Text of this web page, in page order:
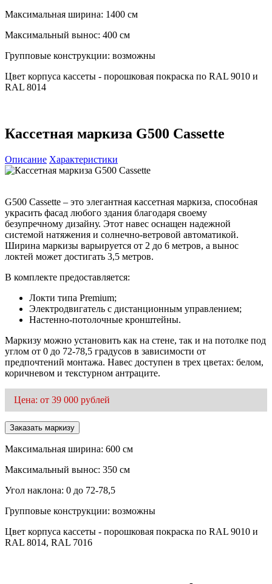
Максимальная ширина: 1400 см
Максимальный вынос: 400 см
Групповые конструкции: возможны
Цвет корпуса кассеты - порошковая покраска по RAL 9010 и
RAL 8014
Кассетная маркиза G500 Cassette
Описание Характеристики
G500 Cassette – это элегантная кассетная маркиза, способная
украсить фасад любого здания благодаря своему
безупречному дизайну. Этот навес оснащен надежной
системой натяжения и солнечно-ветровой автоматикой.
Ширина маркизы варьируется от 2 до 6 метров, а вынос
локтей может достигать 3,5 метров.
В комплекте предоставляется:
Локти типа Premium;
Электродвигатель с дистанционным управлением;
Настенно-потолочные кронштейны.
Маркизу можно установить как на стене, так и на потолке под
углом от 0 до 72-78,5 градусов в зависимости от
предпочтений монтажа. Навес доступен в трех цветах: белом,
коричневом и текстурном антраците.
Цена: от 39 000 рублей
Заказать маркизу
Максимальная ширина: 600 см
Максимальный вынос: 350 см
Угол наклона: 0 до 72-78,5
Групповые конструкции: возможны
Цвет корпуса кассеты - порошковая покраска по RAL 9010 и
RAL 8014, RAL 7016